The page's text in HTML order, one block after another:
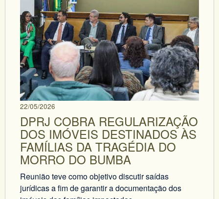
22/05/2026
DPRJ COBRA REGULARIZAÇÃO
DOS IMÓVEIS DESTINADOS ÀS
FAMÍLIAS DA TRAGÉDIA DO
MORRO DO BUMBA
Reunião teve como objetivo discutir saídas
jurídicas a fim de garantir a documentação dos